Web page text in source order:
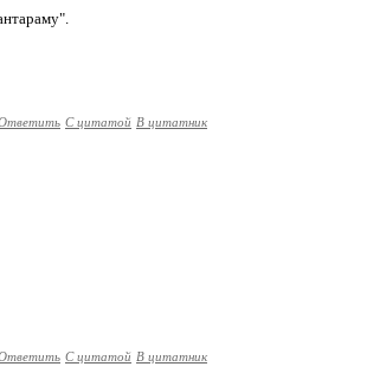
С цитатой В цитатник
С цитатой В цитатник